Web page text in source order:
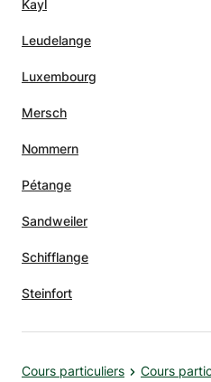
Kayl
Leudelange
Luxembourg
Mersch
Nommern
Pétange
Sandweiler
Schifflange
Steinfort
Cours particuliers Cours